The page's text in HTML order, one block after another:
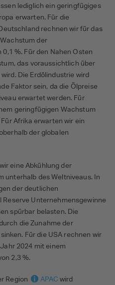
lediglich ein geringfügiges
erwarten. Für die
rechnen wir für das
der
%. Für den Nahen Osten
das voraussichtlich über
Die Erdölindustrie wird
Faktor sein, da die Ölpreise
erwartet werden. Für
geringfügigen Wachstum
Afrika erwarten wir ein
der globalen
eine Abkühlung der
unterhalb des Weltniveaus. In
der deutlichen
Unternehmensgewinne
spürbar belasten. Die
die Zunahme der
Für die USA rechnen wir
2024 mit einem
2,3 %.
Region APAC wird